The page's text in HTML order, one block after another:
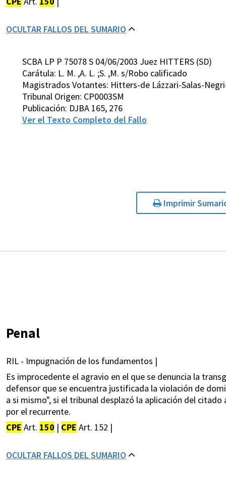
OCULTAR FALLOS DEL SUMARIO
SCBA LP P 75078 S 04/06/2003 Juez HITTERS (SD)
Carátula: L. M. ,A. L. ;S. ,M. s/Robo calificado
Magistrados Votantes: Hitters-de Lázzari-Salas-
Tribunal Origen: CP0003SM
Publicación: DJBA 165, 276
Ver el Texto Completo del Fallo
Imprimir
Penal
RIL - Impugnación de los fundamentos |
Es improcedente el agravio en el que se denuncia la
defensor que se encuentra justificada la violación de
a si mismo", si el tribunal desplazó la aplicación del
por el recurrente.
CPE Art. 150 | CPE Art. 152 |
OCULTAR FALLOS DEL SUMARIO